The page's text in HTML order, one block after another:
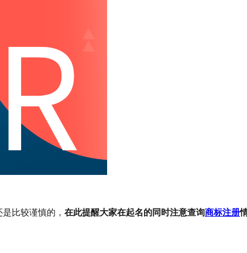
比较谨慎的， 在此提醒大家在起名的同时注意查询商标注册